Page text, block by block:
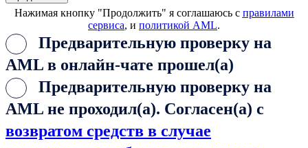
Нажимая кнопку "Продолжить" я соглашаюсь с правилами
сервиса, и политикой AML.
Предварительную проверку на
AML в онлайн-чате прошел(а)
Предварительную проверку на
AML не проходил(а). Согласен(а) с
возвратом средств в случае